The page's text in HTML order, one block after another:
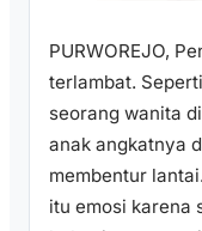
PURWOREJO,
terlambat.
seorang wanita
anak angkatnya
membentur
itu emosi karena